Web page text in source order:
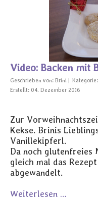
Video: Backen mit
Geschrieben von: Brini Kategorie:
Erstellt: 04. Dezember 2016
Zur
Kekse. Brinis
Vanillekipferl.
Da noch glutenfreies
gleich mal das
abgewandelt.
Weiterlesen …